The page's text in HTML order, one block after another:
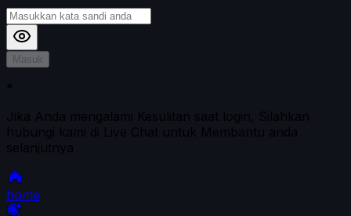
Masuk
*
Jika Anda mengalami Kesulitan saat login, Silahkan
hubungi kami di Live Chat untuk Membantu anda
selanjutnya
home